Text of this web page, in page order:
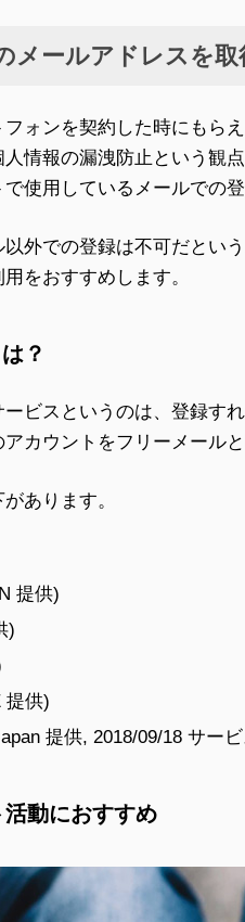
メールアドレスを取
ォンを契約した時にもら
情報の漏洩防止という観
使用しているメールでの
外での登録は不可だとい
をおすすめします。
？
ビスというのは、登録す
カウントをフリーメールと
あります。
提供)
)
提供)
提供, 2018/09/18 サー
動におすすめ